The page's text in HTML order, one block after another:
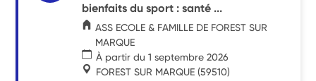
bienfaits du sport : santé ...
ASS ECOLE & FAMILLE DE FOREST SUR
MARQUE
À partir du 1 septembre 2026
FOREST SUR MARQUE (59510)